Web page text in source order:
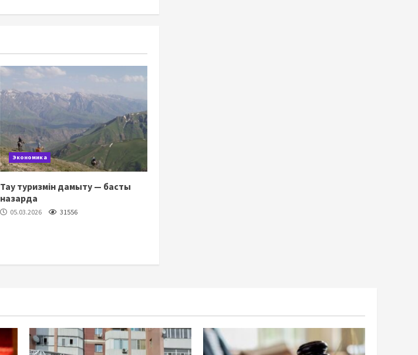
Экономика
Тау туризмін дамыту — басты
назарда
05.03.2026 31556